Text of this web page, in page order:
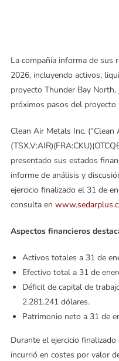
La compañía informa de sus
2026, incluyendo activos,
proyecto Thunder Bay
próximos pasos del proyecto
Clean Air Metals Inc. (“Clean
presentado sus estados
informe de análisis y
ejercicio finalizado el 31 de
consulta en
Aspectos financieros
Activos totales a 31 de
Efectivo total a 31 de
Déficit de capital de
2.281.241 dólares.
Patrimonio neto a 31 de
Durante el ejercicio
incurrió en costes por valor